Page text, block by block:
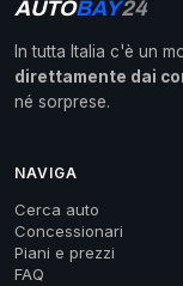
AUTOBAY24
In tutta Italia c'è un
direttamente dai
né sorprese.
NAVIGA
Cerca auto
Concessionari
Piani e prezzi
FAQ